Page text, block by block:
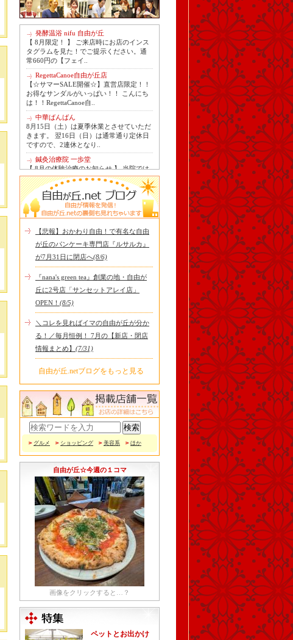
発酵温浴 nifu 自由が丘
【 8月限定！ 】 ご来店時にお店のインス
タグラムを見た！でご提示ください。通
常660円の【フェイ..
RegettaCanoe自由が丘店
【☆サマーSALE開催☆】直営店限定！！
お得なサンダルがいっぱい！！ こんにち
は！！RegettaCanoe自..
中華ばんばん
8月15日（土）は夏季休業とさせていただ
きます。 翌16日（日）は通常通り定休日
ですので、2連休となり..
鍼灸治療院 一歩堂
【 8月の体験治療のお知らせ 】 当院では
毎月第1月曜日を体験dayとし、当院の施
術をお得に体験し..
Le Monde Gourmand
今年も南アルプス @sachiblueberryfarm か
ら美味しいブルーベリーが😋
https://www.instagram.com/sachi..
tomoru
土曜日限定ランチセット(12:00〜15:00)は
じまりました！※数量限定その日のおす
cheese & booze ost
【 平日限定ランチメニュー 】 ワンプレー
トランチ登場！！パスタやリゾットにも
色々付くようにな..
京都九条ねぎ焼き専門店 ねぎ家 -時代
家 旬-
【ランチ限定】鉄板炙りホルモン丼🔥本
顧問契約 】 冷え性改善協会は、小規模の
エステサロン、リ..
【悲報】おかわり自由！で有名な自由
が丘のパンケーキ専門店『ルサルカ』
が7月31日に閉店へ(8/6)
『nana's green tea』創業の地・自由が
丘に2号店「サンセットアレイ店」
OPEN！ (8/5)
＼コレを見ればイマの自由が丘が分か
る！／毎月恒例！ 7月の【新店・閉店
情報まとめ】 (7/31)
自由が丘.netブログをもっと見る
グルメ ショッピング 美容系 ほか
自由が丘☆今週の１コマ
画像をクリックすると…？
ペットとお出かけ